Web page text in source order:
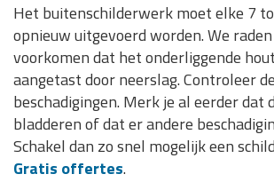
Het buitenschilderwerk moet elke 7
opnieuw uitgevoerd worden. We
voorkomen dat het onderliggende
aangetast door neerslag. Controleer
beschadigingen. Merk je al eerder dat
bladderen of dat er andere
Schakel dan zo snel mogelijk een
Gratis offertes.